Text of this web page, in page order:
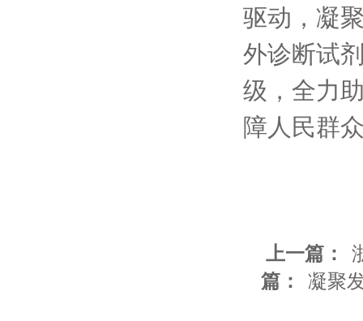
驱动，凝
外诊断试
级，全力
障人民群
上一篇：
篇：
凝聚